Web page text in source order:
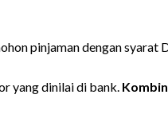
pinjaman dengan
yang dinilai di bank.